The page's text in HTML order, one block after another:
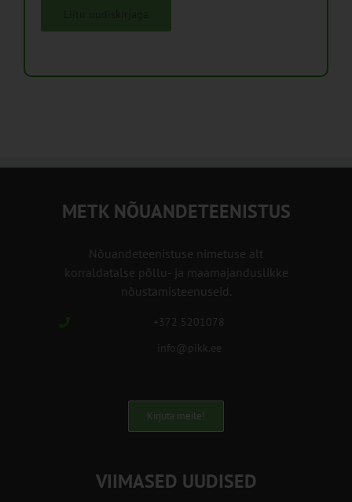
METK NÕUANDETEENISTUS
Nõuandeteenistuse nimetuse alt
korraldatalse põllu- ja maamajanduslikke
nõustamisteenuseid.
+372 5201078
info@pikk.ee
Kirjuta meile!
VIIMASED UUDISED